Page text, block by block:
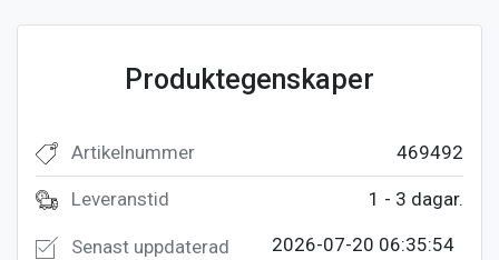
Produktegenskaper
469492
Artikelnummer
1 - 3 dagar.
Leveranstid
2026-07-20 06:35:54
Senast uppdaterad